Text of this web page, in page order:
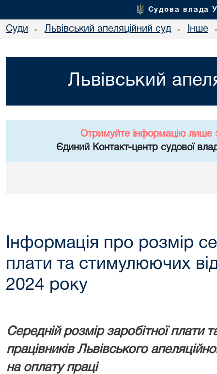
Судова влада
Суди • Львівський апеляційний суд • Інше
Львівський
Отримуйте інформацію лише
Єдиний Контакт-центр судової
Інформація про розмір
плати та стимулюючих
2024 року
Середній розмір заробітної
працівників Львівського
на оплату праці